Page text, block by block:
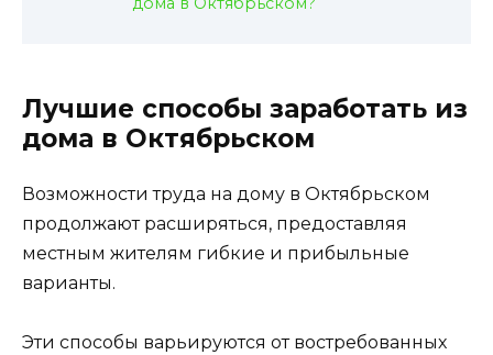
Лучшие способы заработать из
дома в Октябрьском
Возможности труда на дому в Октябрьском
продолжают расширяться, предоставляя
местным жителям гибкие и прибыльные
варианты.
Эти способы варьируются от востребованных